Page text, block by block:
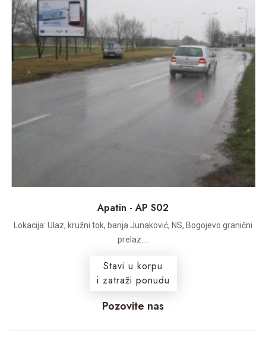
Apatin - AP S02
Lokacija: Ulaz, kružni tok, banja Junaković, NS, Bogojevo granični
prelaz....
Stavi u korpu
i zatraži ponudu
Pozovite nas